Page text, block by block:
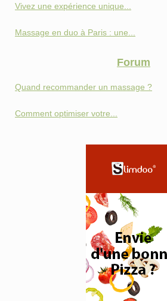
Vivez une expérience unique...
Massage en duo à Paris : une...
Forum
Quand recommander un massage ?
Comment optimiser votre...